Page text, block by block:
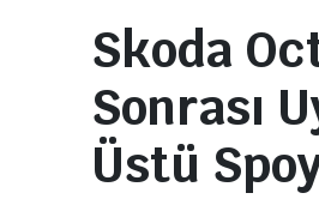
Skoda
Sonrası
Üstü